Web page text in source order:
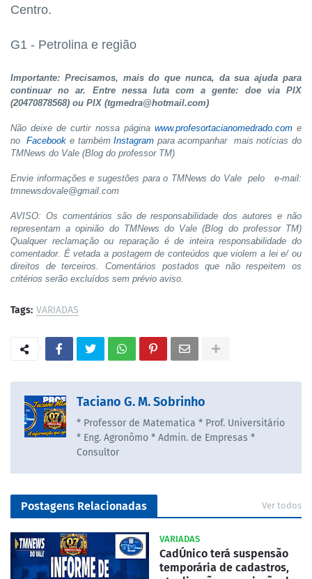
Centro.
G1 - Petrolina e região
Importante: Precisamos, mais do que nunca, da sua ajuda para
continuar no ar. Entre nessa luta com a gente: doe via PIX
(20470878568) ou PIX (tgmedra@hotmail.com)
Não deixe de curtir nossa página www.profesortacianomedrado.come
noFacebook e tambémInstagram para acompanhar mais notícias do
TMNews do Vale (Blog do professor TM)
Envie informações e sugestões para o TMNews do Vale pelo e-mail:
tmnewsdovale@gmail.com
AVISO: Os comentários são de responsabilidade dos autores e não
representam a opinião do TMNews do Vale (Blog do professor TM)
Qualquer reclamação ou reparação é de inteira responsabilidade do
comentador. É vetada a postagem de conteúdos que violem a lei e/ ou
direitos de terceiros. Comentários postados que não respeitem os
critérios serão excluídos sem prévio aviso.
Tags: VARIADAS
Taciano G. M. Sobrinho
* Professor de Matematica * Prof. Universitário
* Eng. Agronômo * Admin. de Empresas *
Consultor
Postagens Relacionadas Ver todos
VARIADAS
CadÚnico terá suspensão
temporária de cadastros,